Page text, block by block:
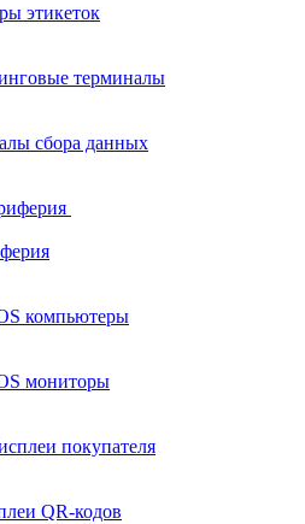
этикеток
терминалы
сбора данных
компьютеры
мониторы
покупателя
QR-кодов